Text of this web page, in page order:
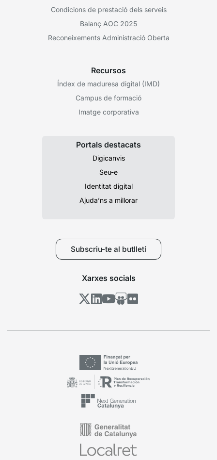
Condicions de prestació dels serveis
Balanç AOC 2025
Reconeixements Administració Oberta
Recursos
Índex de maduresa digital (IMD)
Campus de formació
Imatge corporativa
Portals destacats
Digicanvis
Seu-e
Identitat digital
Ajuda’ns a millorar
Subscriu-te al butlletí
Xarxes socials